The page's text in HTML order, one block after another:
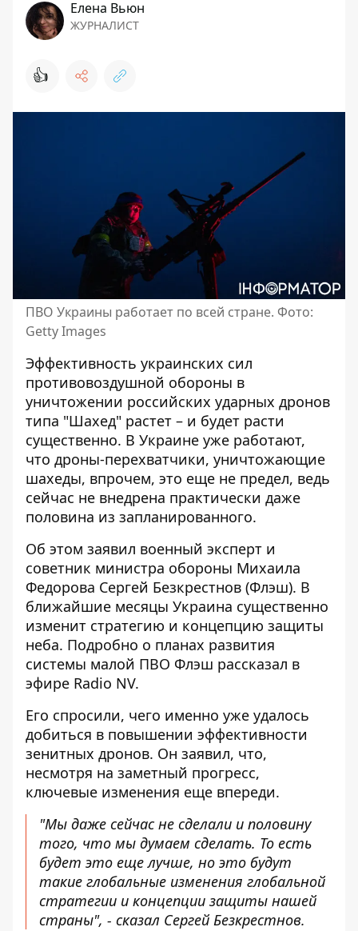
Елена Вьюн
ЖУРНАЛИСТ
👍
ПВО Украины работает по всей стране. Фото:
Getty Images
Эффективность украинских сил
противовоздушной обороны в
уничтожении российских ударных дронов
типа "Шахед" растет – и будет расти
существенно. В Украине уже работают,
что дроны-перехватчики, уничтожающие
шахеды, впрочем, это еще не предел, ведь
сейчас не внедрена практически даже
половина из запланированного.
Об этом заявил военный эксперт и
советник министра обороны Михаила
Федорова Сергей Безкрестнов (Флэш). В
ближайшие месяцы Украина существенно
изменит стратегию и концепцию защиты
неба. Подробно о планах развития
системы малой ПВО Флэш рассказал в
эфире Radio NV.
Его спросили, чего именно уже удалось
добиться в повышении эффективности
зенитных дронов. Он заявил, что,
несмотря на заметный прогресс,
ключевые изменения еще впереди.
"Мы даже сейчас не сделали и половину
того, что мы думаем сделать. То есть
будет это еще лучше, но это будут
такие глобальные изменения глобальной
стратегии и концепции защиты нашей
страны", - сказал Сергей Безкрестнов.